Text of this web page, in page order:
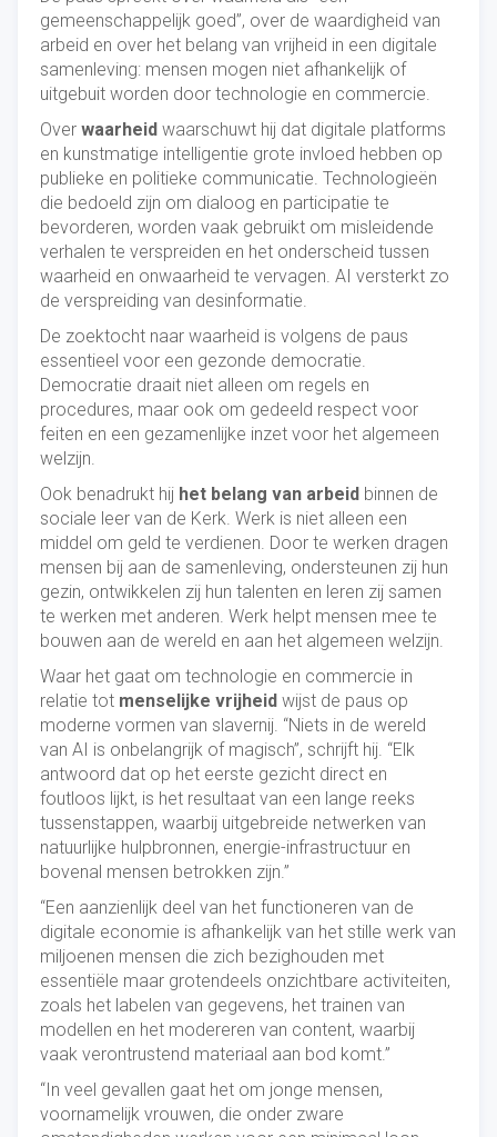
gemeenschappelijk goed”, over de waardigheid van
arbeid en over het belang van vrijheid in een digitale
samenleving: mensen mogen niet afhankelijk of
uitgebuit worden door technologie en commercie.
Over waarheid waarschuwt hij dat digitale platforms
en kunstmatige intelligentie grote invloed hebben op
publieke en politieke communicatie. Technologieën
die bedoeld zijn om dialoog en participatie te
bevorderen, worden vaak gebruikt om misleidende
verhalen te verspreiden en het onderscheid tussen
waarheid en onwaarheid te vervagen. AI versterkt zo
de verspreiding van desinformatie.
De zoektocht naar waarheid is volgens de paus
essentieel voor een gezonde democratie.
Democratie draait niet alleen om regels en
procedures, maar ook om gedeeld respect voor
feiten en een gezamenlijke inzet voor het algemeen
welzijn.
Ook benadrukt hij het belang van arbeid binnen de
sociale leer van de Kerk. Werk is niet alleen een
middel om geld te verdienen. Door te werken dragen
mensen bij aan de samenleving, ondersteunen zij hun
gezin, ontwikkelen zij hun talenten en leren zij samen
te werken met anderen. Werk helpt mensen mee te
bouwen aan de wereld en aan het algemeen welzijn.
Waar het gaat om technologie en commercie in
relatie tot menselijke vrijheid wijst de paus op
moderne vormen van slavernij. “Niets in de wereld
van AI is onbelangrijk of magisch”, schrijft hij. “Elk
antwoord dat op het eerste gezicht direct en
foutloos lijkt, is het resultaat van een lange reeks
tussenstappen, waarbij uitgebreide netwerken van
natuurlijke hulpbronnen, energie-infrastructuur en
bovenal mensen betrokken zijn.”
“Een aanzienlijk deel van het functioneren van de
digitale economie is afhankelijk van het stille werk van
miljoenen mensen die zich bezighouden met
essentiële maar grotendeels onzichtbare activiteiten,
zoals het labelen van gegevens, het trainen van
modellen en het modereren van content, waarbij
vaak verontrustend materiaal aan bod komt.”
“In veel gevallen gaat het om jonge mensen,
voornamelijk vrouwen, die onder zware